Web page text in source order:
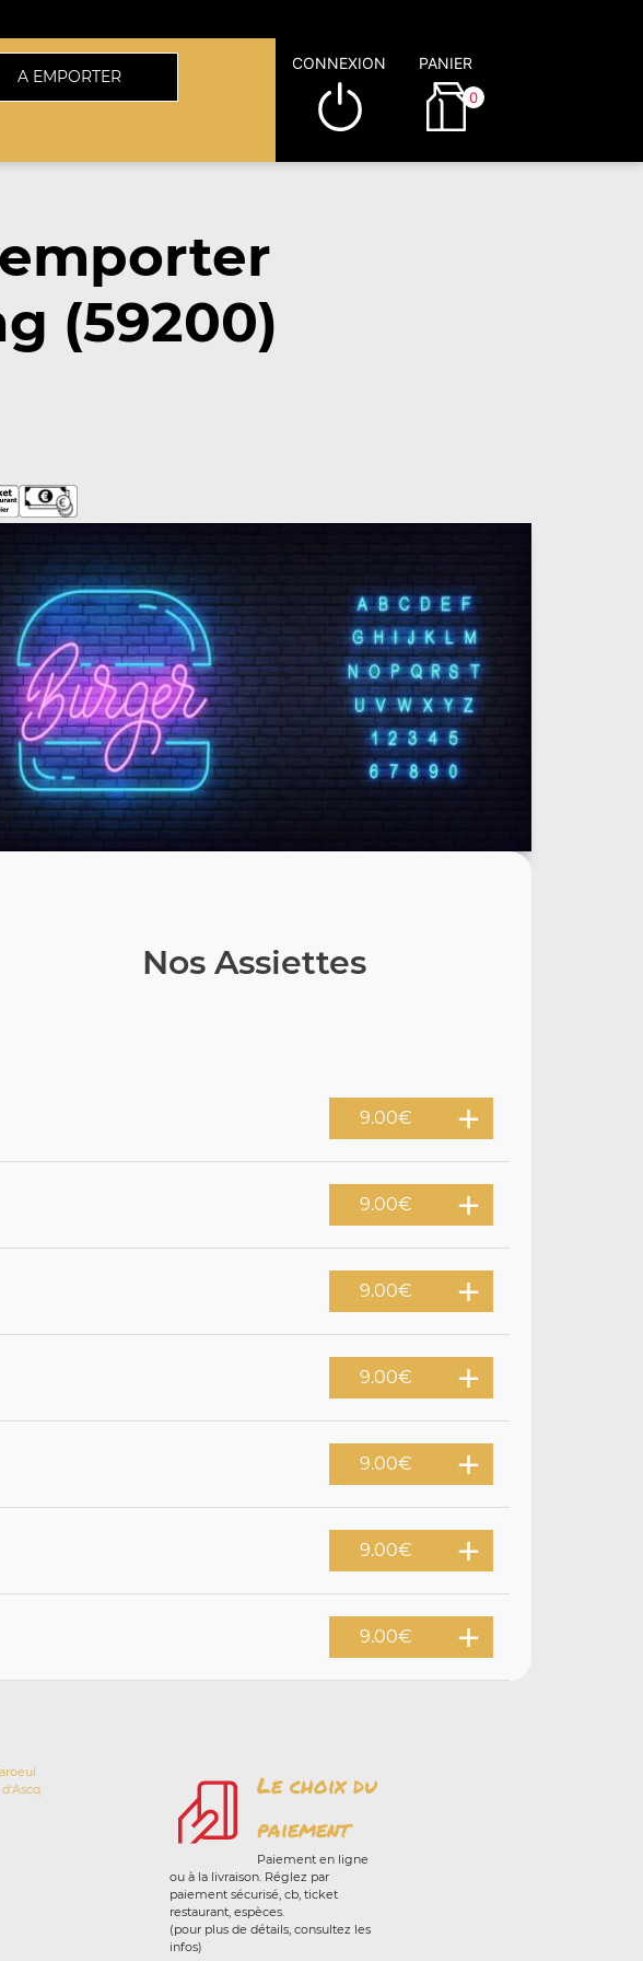
A EMPORTER
CONNEXION PANIER
0
(59200)
Nos Assiettes
9.00€
9.00€
9.00€
9.00€
9.00€
9.00€
9.00€
Le choix du
paiement
Paiement en ligne
ou à la livraison. Réglez par
paiement sécurisé, cb, ticket
restaurant, espèces.
(pour plus de détails, consultez les
infos)